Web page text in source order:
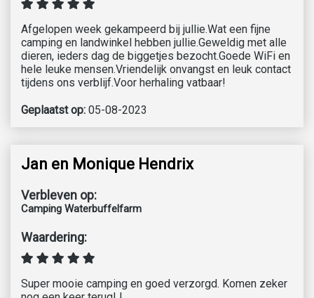
Afgelopen week gekampeerd bij jullie.Wat een fijne
camping en landwinkel hebben jullie.Geweldig met alle
dieren, ieders dag de biggetjes bezocht.Goede WiFi en
hele leuke mensen.Vriendelijk onvangst en leuk contact
tijdens ons verblijf.Voor herhaling vatbaar!
Geplaatst op: 05-08-2023
Jan en Monique Hendrix
Verbleven op:
Camping Waterbuffelfarm
Waardering:
Super mooie camping en goed verzorgd. Komen zeker